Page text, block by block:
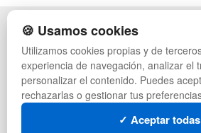
POLÍTICA DE PRIVACIDAD
CONDICIONES DE USO
CAMBIOS Y DEVOLUCIONES
CONTACTO
QUIENES SOMOS
MAPA WEB
PREGUNTAS FRECUENTES
🍪 Usamos cookies
Utilizamos cookies propias y de
experiencia de navegación, analizar el
personalizar el contenido. Puedes
rechazarlas o gestionar tus
✓ Aceptar todas